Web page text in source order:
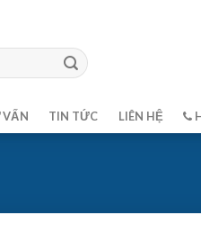
VẤN TIN TỨC LIÊN HỆ